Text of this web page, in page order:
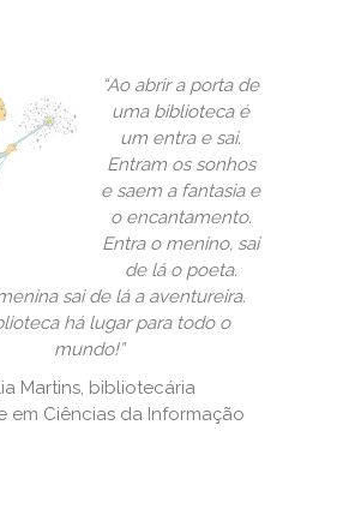
“Ao abrir a porta de
uma biblioteca é
um entra e sai.
Entram os sonhos
e saem a fantasia e
o encantamento.
Entra o menino, sai
de lá o poeta.
sai de lá a aventureira.
há lugar para todo o
mundo!”
Martins, bibliotecária
em Ciências da Informação